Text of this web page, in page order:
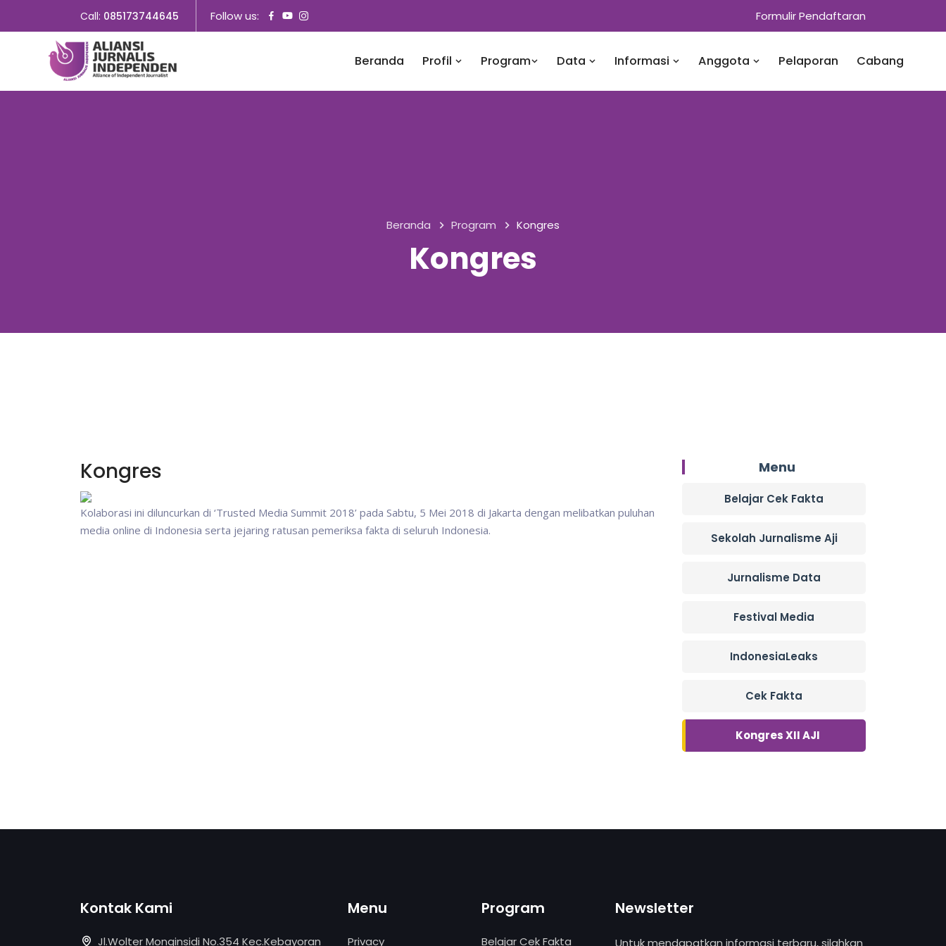
Call: 085173744645 Follow us: Formulir Pendaftaran
Beranda Profil Program Data Informasi Anggota Pelaporan Cabang
Beranda Program Kongres
Kongres
Kongres
Kolaborasi ini diluncurkan di ‘Trusted Media Summit 2018’ pada Sabtu, 5 Mei 2018 di Jakarta dengan melibatkan puluhan
media online di Indonesia serta jejaring ratusan pemeriksa fakta di seluruh Indonesia.
Menu
Belajar Cek Fakta
Sekolah Jurnalisme Aji
Jurnalisme Data
Festival Media
IndonesiaLeaks
Cek Fakta
Kongres XII AJI
Kontak Kami
Jl.Wolter Monginsidi No.354 Kec.Kebayoran
Menu
Privacy
Program
Belajar Cek Fakta
Newsletter
Untuk mendapatkan informasi terbaru, silahkan